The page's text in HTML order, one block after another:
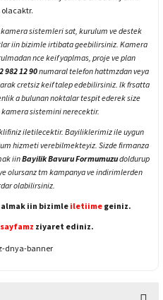
sistemleri sat, kurulum ve destek
iin bizimle irtibata geebilirsiniz. Kamera
nce keif yaplmas, proje ve plan
982 12 90numaral telefon hattmzdan veya
cretsiz keif talep edebilirsiniz. lk frsatta
a bulunan noktalar tespit ederek size
kamera sistemini nerecektir.
iletilecektir. Bayiliklerimiz ile uygun
hizmeti verebilmekteyiz. Sizde firmanza
iinBayilik Bavuru Formumuzudoldurup
olursanz tm kampanya ve indirimlerden
olabilirsiniz.
iin bizimle iletiime geiniz.
ziyaret ediniz.